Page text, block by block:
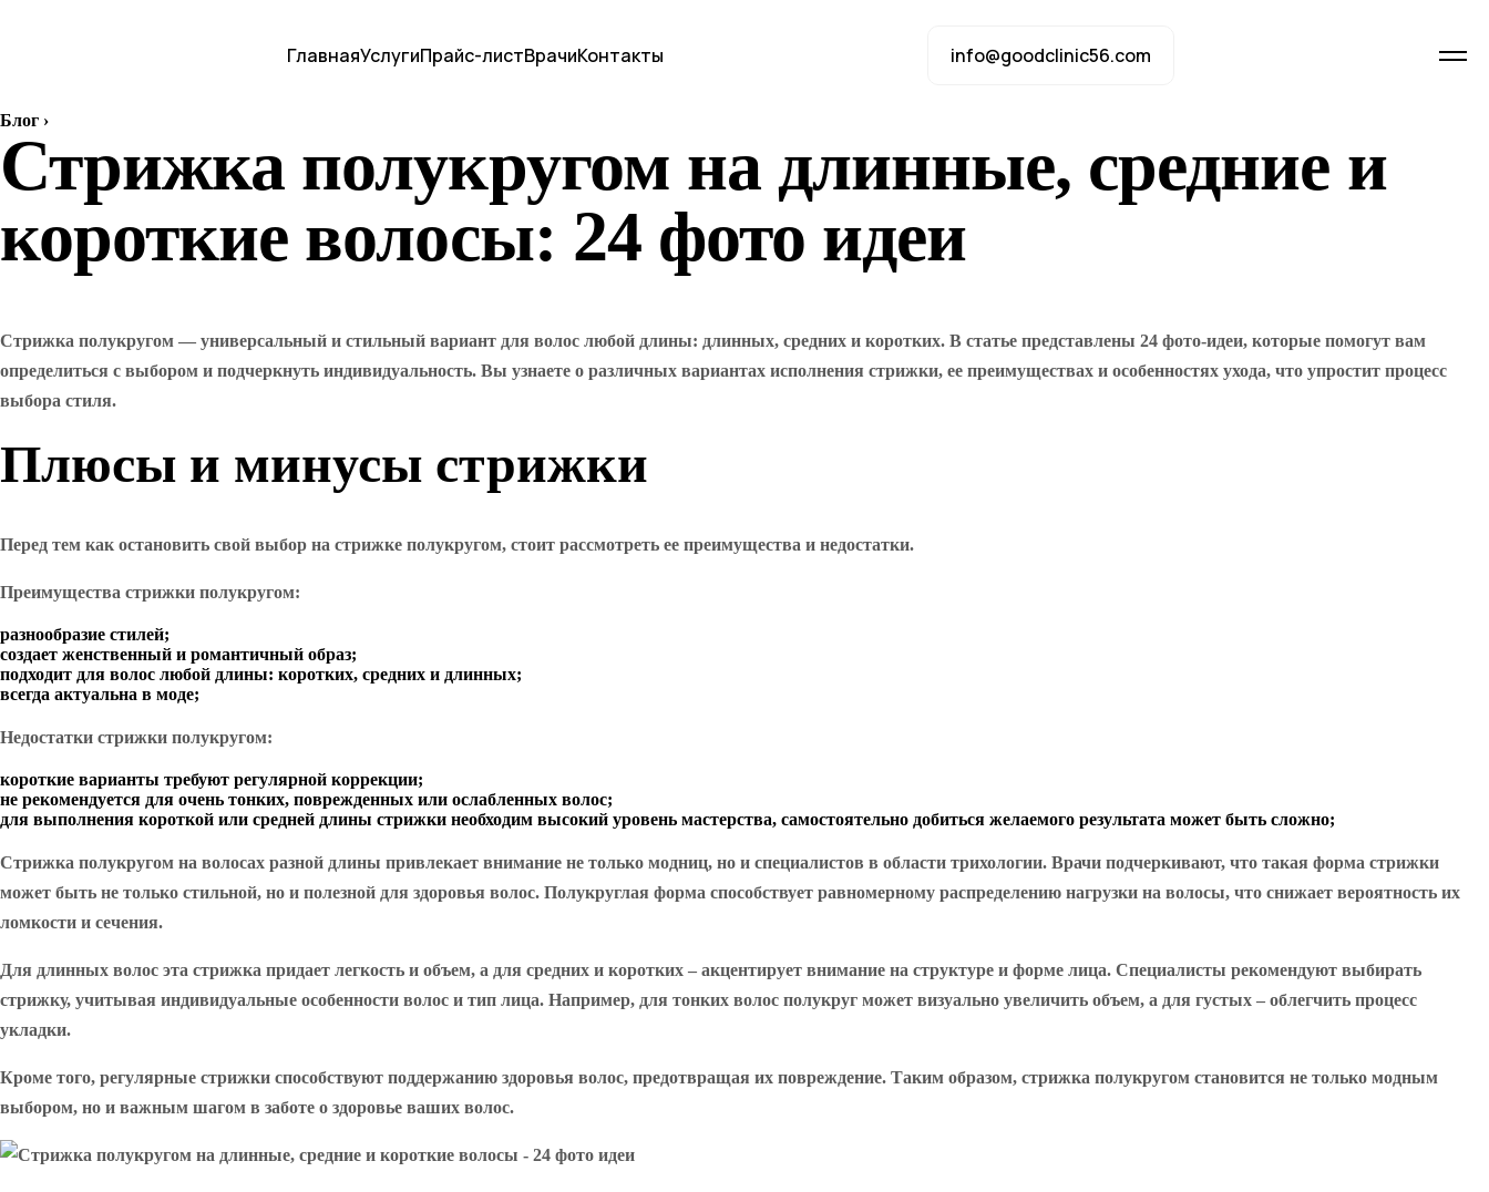
ГлавнаяУслугиПрайс-листВрачиКонтакты info@goodclinic56.com
Блог ›
Стрижка полукругом на длинные, средние и
короткие волосы: 24 фото идеи
Стрижка полукругом — универсальный и стильный вариант для волос любой длины: длинных, средних и коротких. В статье представлены 24 фото-идеи, которые помогут вам
определиться с выбором и подчеркнуть индивидуальность. Вы узнаете о различных вариантах исполнения стрижки, ее преимуществах и особенностях ухода, что упростит процесс
выбора стиля.
Плюсы и минусы стрижки
Перед тем как остановить свой выбор на стрижке полукругом, стоит рассмотреть ее преимущества и недостатки.
Преимущества стрижки полукругом:
разнообразие стилей;
создает женственный и романтичный образ;
подходит для волос любой длины: коротких, средних и длинных;
всегда актуальна в моде;
Недостатки стрижки полукругом:
короткие варианты требуют регулярной коррекции;
не рекомендуется для очень тонких, поврежденных или ослабленных волос;
для выполнения короткой или средней длины стрижки необходим высокий уровень мастерства, самостоятельно добиться желаемого результата может быть сложно;
Стрижка полукругом на волосах разной длины привлекает внимание не только модниц, но и специалистов в области трихологии. Врачи подчеркивают, что такая форма стрижки
может быть не только стильной, но и полезной для здоровья волос. Полукруглая форма способствует равномерному распределению нагрузки на волосы, что снижает вероятность их
ломкости и сечения.
Для длинных волос эта стрижка придает легкость и объем, а для средних и коротких – акцентирует внимание на структуре и форме лица. Специалисты рекомендуют выбирать
стрижку, учитывая индивидуальные особенности волос и тип лица. Например, для тонких волос полукруг может визуально увеличить объем, а для густых – облегчить процесс
укладки.
Кроме того, регулярные стрижки способствуют поддержанию здоровья волос, предотвращая их повреждение. Таким образом, стрижка полукругом становится не только модным
выбором, но и важным шагом в заботе о здоровье ваших волос.